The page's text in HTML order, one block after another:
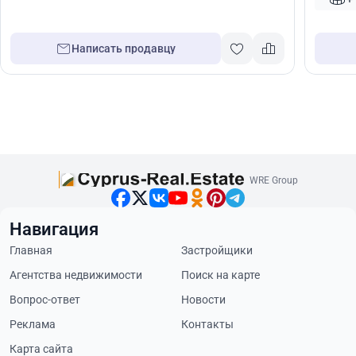
Написать продавцу
WRE Group
Навигация
Главная
Застройщики
Агентства недвижимости
Поиск на карте
Вопрос-ответ
Новости
Реклама
Контакты
Карта сайта